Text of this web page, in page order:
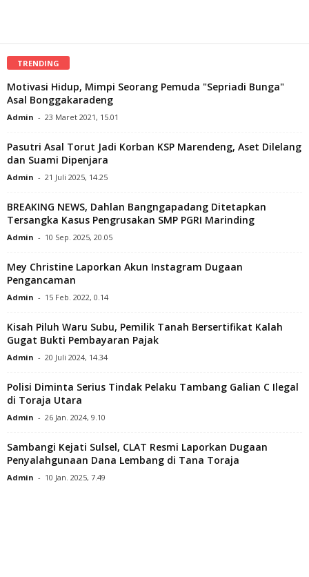
TRENDING
Motivasi Hidup, Mimpi Seorang Pemuda "Sepriadi Bunga"
Asal Bonggakaradeng
Admin - 23 Maret 2021, 15.01
Pasutri Asal Torut Jadi Korban KSP Marendeng, Aset Dilelang
dan Suami Dipenjara
Admin - 21 Juli 2025, 14.25
BREAKING NEWS, Dahlan Bangngapadang Ditetapkan
Tersangka Kasus Pengrusakan SMP PGRI Marinding
Admin - 10 Sep. 2025, 20.05
Mey Christine Laporkan Akun Instagram Dugaan
Pengancaman
Admin - 15 Feb. 2022, 0.14
Kisah Piluh Waru Subu, Pemilik Tanah Bersertifikat Kalah
Gugat Bukti Pembayaran Pajak
Admin - 20 Juli 2024, 14.34
Polisi Diminta Serius Tindak Pelaku Tambang Galian C Ilegal
di Toraja Utara
Admin - 26 Jan. 2024, 9.10
Sambangi Kejati Sulsel, CLAT Resmi Laporkan Dugaan
Penyalahgunaan Dana Lembang di Tana Toraja
Admin - 10 Jan. 2025, 7.49